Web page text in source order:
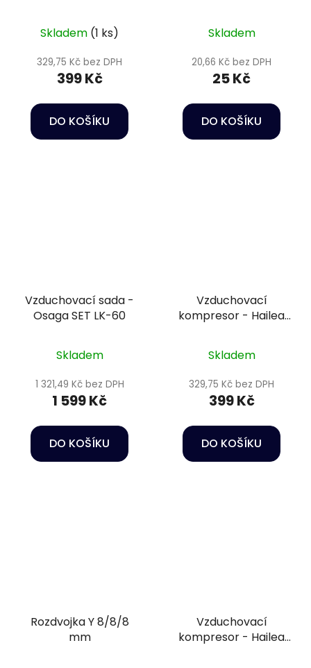
Skladem (1 ks)
329,75 Kč bez DPH
399 Kč
DO KOŠÍKU
Skladem
20,66 Kč bez DPH
25 Kč
DO KOŠÍKU
Vzduchovací sada -
Osaga SET LK-60
Skladem
1 321,49 Kč bez DPH
1 599 Kč
DO KOŠÍKU
Vzduchovací
kompresor - Hailea
Skladem
329,75 Kč bez DPH
399 Kč
DO KOŠÍKU
Rozdvojka Y 8/8/8
mm
Vzduchovací
kompresor - Hailea